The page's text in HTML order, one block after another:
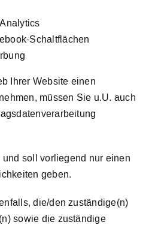
Schaltflächen
Ihrer Website einen
müssen Sie u.U. auch
soll vorliegend nur einen
geben.
die/den zuständige(n)
sowie die zuständige